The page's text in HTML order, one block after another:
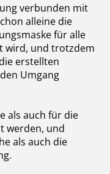
verbunden mit
alleine die
für alle
wird, und trotzdem
erstellten
Umgang
als auch für die
werden, und
als auch die